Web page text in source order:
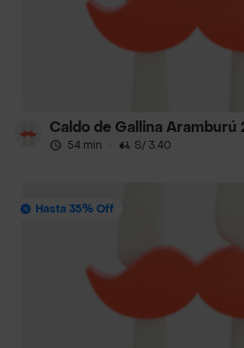
Caldo de Gallina Aramburú
54 min · S/ 3.40
Hasta 35% Off